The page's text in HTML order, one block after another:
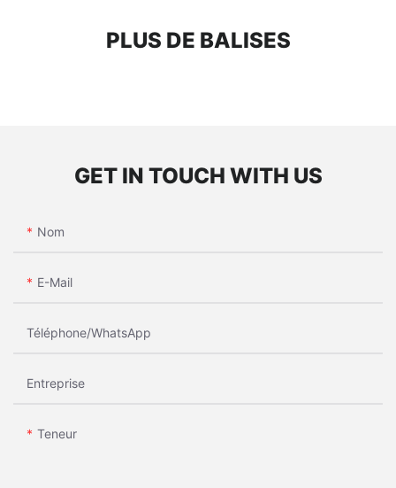
PLUS DE BALISES
GET IN TOUCH WITH US
Nom
E-Mail
Téléphone/WhatsApp
Entreprise
Teneur